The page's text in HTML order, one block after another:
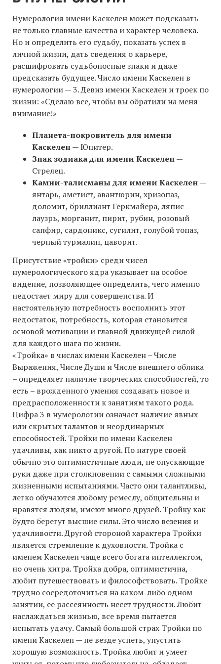
Нумерология имени Каскелен может подсказать
не только главные качества и характер человека.
Но и определить его судьбу, показать успех в
личной жизни, дать сведения о карьере,
расшифровать судьбоносные знаки и даже
предсказать будущее. Число имени Каскелен в
нумерологии — 3. Девиз имени Каскелен и троек по
жизни: «Сделаю все, чтобы вы обратили на меня
внимание!»
Планета-покровитель для имени
Каскелен— Юпитер.
Знак зодиака для имени Каскелен—
Стрелец.
Камни-талисманы для имени Каскелен—
янтарь, аметист, авантюрин, хризопаз,
доломит, бриллиант Геркмайера, ляпис
лаузрь, морганит, пирит, рубин, розовый
сапфир, сардоникс, сугилит, голубой топаз,
черный турмалин, цаворит.
Присутствие «тройки» среди чисел
нумерологического ядра указывает на особое
видение, позволяющее определить, чего именно
недостает миру для совершенства. И
настоятельную потребность восполнить этот
недостаток, потребность, которая становится
основой мотивации и главной движущей силой
для каждого шага по жизни.
«Тройка» в числах имени Каскелен – Числе
Выражения, Числе Души и Числе внешнего облика
– определяет наличие творческих способностей, то
есть – врожденного умения создавать новое и
предрасположенности к занятиям такого рода.
Цифра 3 в нумерологии означает наличие явных
или скрытых талантов и неординарных
способностей. Тройки по имени Каскелен
удачливы, как никто другой. По натуре своей
обычно это оптимистичные люди, не опускающие
руки даже при столкновении с самыми сложными
жизненными испытаниями. Часто они талантливы,
легко обучаются любому ремеслу, общительны и
нравятся людям, имеют много друзей. Тройку как
будто берегут высшие силы. Это число везения и
удачливости. Другой стороной характера Тройки
является стремление к духовности. Тройка с
именем Каскелен чаще всего богата интеллектом,
но очень хитра. Тройка добра, оптимистична,
любит путешествовать и философствовать. Тройке
трудно сосредоточиться на каком-либо одном
занятии, ее рассеянность несет трудности. Любит
наслаждаться жизнью, все время пытается
испытать удачу. Самый большой страх Тройки по
имени Каскелен — не везде успеть, упустить
хорошую возможность. Тройка любит и умеет